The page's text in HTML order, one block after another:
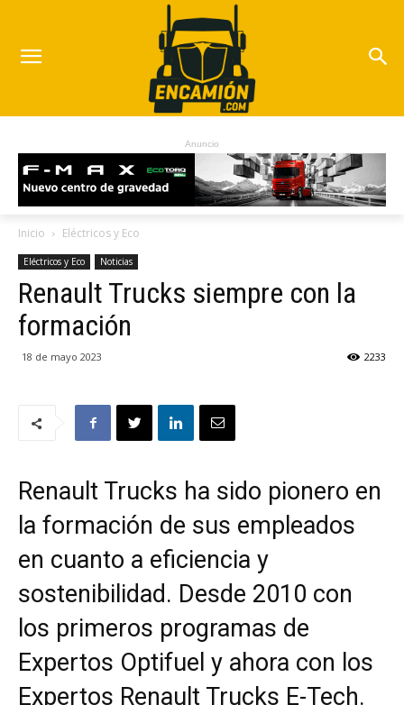
Anuncio
Inicio Eléctricos y Eco
Eléctricos y Eco Noticias
Renault Trucks siempre con la
formación
18 de mayo 2023 2233
Renault Trucks ha sido pionero en
la formación de sus empleados
en cuanto a eficiencia y
sostenibilidad. Desde 2010 con
los primeros programas de
Expertos Optifuel y ahora con los
Expertos Renault Trucks E-Tech.